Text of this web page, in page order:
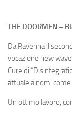
THE DOORMEN –
Da Ravenna il
vocazione new
Cure di
attuale a nomi
Un ottimo lavoro,